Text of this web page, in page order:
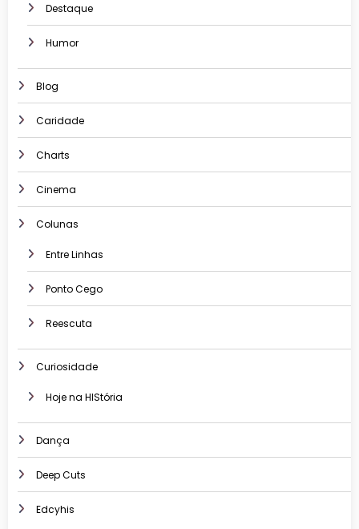
Destaque
Humor
Blog
Caridade
Charts
Cinema
Colunas
Entre Linhas
Ponto Cego
Reescuta
Curiosidade
Hoje na HIStória
Dança
Deep Cuts
Edcyhis